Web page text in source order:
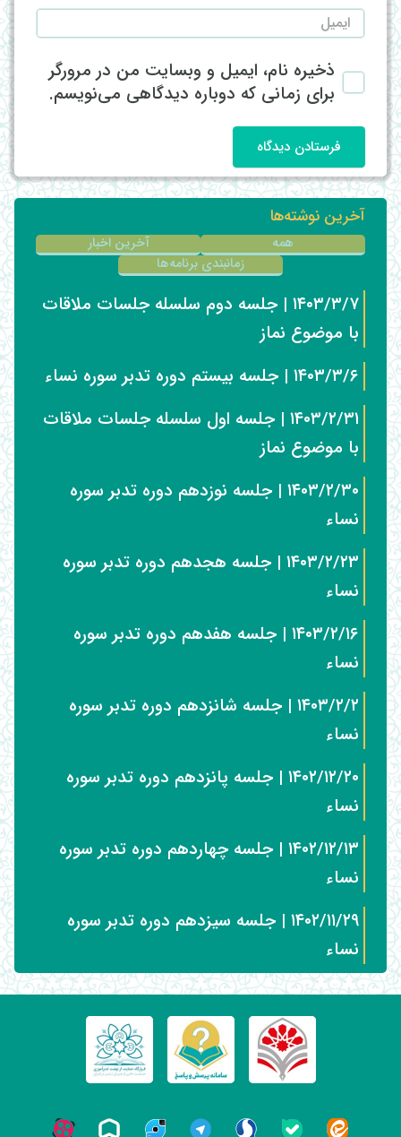
ذخیره نام، ایمیل و وبسایت من در مرورگر
برای زمانی که دوباره دیدگاهی می‌نویسم.
فرستادن دیدگاه
آخرین نوشته‌ها
همه
آخرین اخبار
زمانبندی برنامه‌ها
۱۴۰۳/۳/۷ | جلسه دوم سلسله جلسات ملاقات
با موضوع نماز
۱۴۰۳/۳/۶ | جلسه بیستم دوره تدبر سوره نساء
۱۴۰۳/۲/۳۱ | جلسه اول سلسله جلسات ملاقات
با موضوع نماز
۱۴۰۳/۲/۳۰ | جلسه نوزدهم دوره تدبر سوره
نساء
۱۴۰۳/۲/۲۳ | جلسه هجدهم دوره تدبر سوره
نساء
۱۴۰۳/۲/۱۶ | جلسه هفدهم دوره تدبر سوره
نساء
۱۴۰۳/۲/۲ | جلسه شانزدهم دوره تدبر سوره
نساء
۱۴۰۲/۱۲/۲۰ | جلسه پانزدهم دوره تدبر سوره
نساء
۱۴۰۲/۱۲/۱۳ | جلسه چهاردهم دوره تدبر سوره
نساء
۱۴۰۲/۱۱/۲۹ | جلسه سیزدهم دوره تدبر سوره
نساء